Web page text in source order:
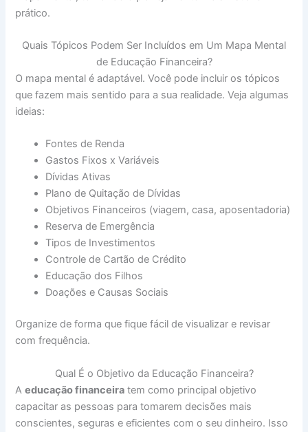
prático.
Quais Tópicos Podem Ser Incluídos em Um Mapa Mental
de Educação Financeira?
O mapa mental é adaptável. Você pode incluir os tópicos
que fazem mais sentido para a sua realidade. Veja algumas
ideias:
Fontes de Renda
Gastos Fixos x Variáveis
Dívidas Ativas
Plano de Quitação de Dívidas
Objetivos Financeiros (viagem, casa, aposentadoria)
Reserva de Emergência
Tipos de Investimentos
Controle de Cartão de Crédito
Educação dos Filhos
Doações e Causas Sociais
Organize de forma que fique fácil de visualizar e revisar
com frequência.
Qual É o Objetivo da Educação Financeira?
Aeducação financeira tem como principal objetivo
capacitar as pessoas para tomarem decisões mais
conscientes, seguras e eficientes com o seu dinheiro. Isso